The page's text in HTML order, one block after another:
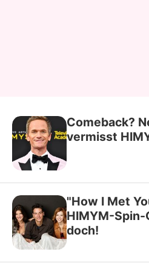
Comeback?
vermisst
"How I Met
HIMYM-
doch!